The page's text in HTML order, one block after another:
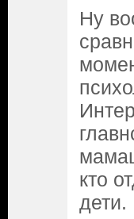
Ну
кто
дети.